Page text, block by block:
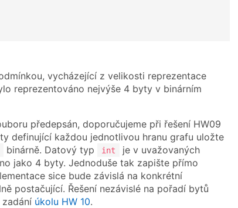
vycházející z velikosti reprezentace
reprezentováno nejvýše 4 byty v binárním
předepsán, doporučujeme při řešení HW09
definující každou jednotlivou hranu grafu uložte
binárně. Datový typ int
je v uvažovaných
jako 4 byty. Jednoduše tak zapište přímo
sice bude závislá na konkrétní
postačující. Řešení nezávislé na pořadí bytů
úkolu HW 10.